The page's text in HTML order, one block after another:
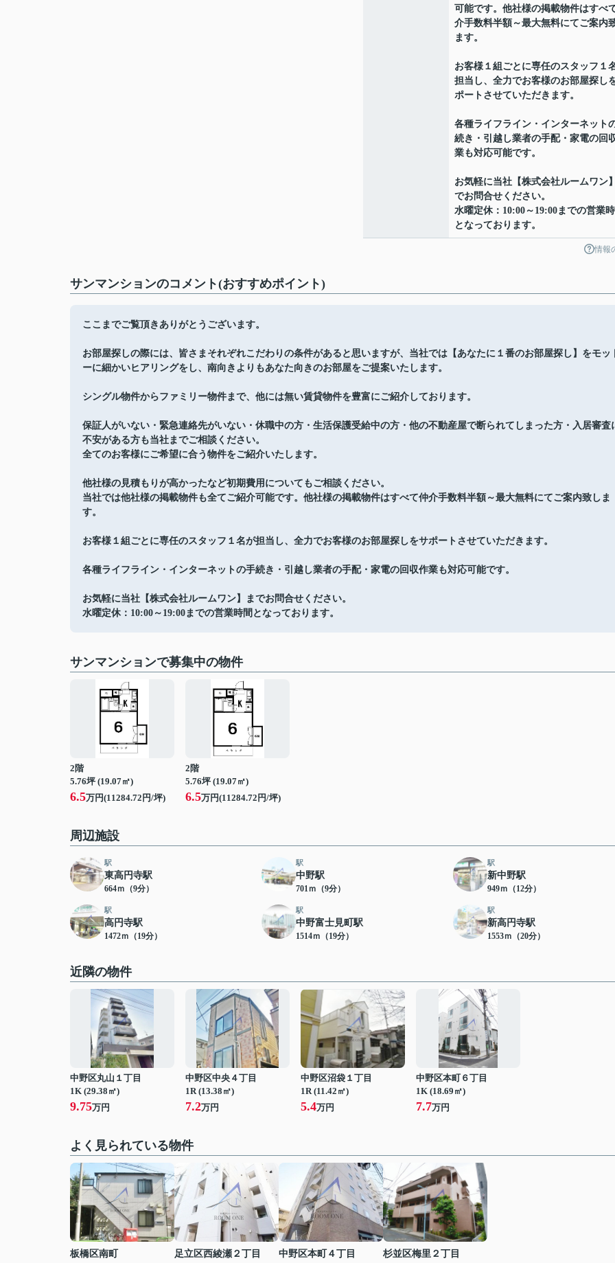
可能です。他社様の掲載物件はすべ
介手数料半額～最大無料にてご案内
ます。
お客様１組ごとに専任のスタッフ１
担当し、全力でお客様のお部屋探し
ポートさせていただきます。
各種ライフライン・インターネット
続き・引越し業者の手配・家電の回
業も対応可能です。
お気軽に当社【株式会社ルームワン
でお問合せください。
水曜定休：10:00～19:00までの営業
となっております。
情報
サンマンションのコメント(おすすめポイント)
ここまでご覧頂きありがとうございます。
お部屋探しの際には、皆さまそれぞれこだわりの条件があると思いますが、当社では【あなたに１番のお部屋探し】をモッ
ーに細かいヒアリングをし、南向きよりもあなた向きのお部屋をご提案いたします。
シングル物件からファミリー物件まで、他には無い賃貸物件を豊富にご紹介しております。
保証人がいない・緊急連絡先がいない・休職中の方・生活保護受給中の方・他の不動産屋で断られてしまった方・入居審査
不安がある方も当社までご相談ください。
全てのお客様にご希望に合う物件をご紹介いたします。
他社様の見積もりが高かったなど初期費用についてもご相談ください。
当社では他社様の掲載物件も全てご紹介可能です。他社様の掲載物件はすべて仲介手数料半額～最大無料にてご案内致しま
す。
お客様１組ごとに専任のスタッフ１名が担当し、全力でお客様のお部屋探しをサポートさせていただきます。
各種ライフライン・インターネットの手続き・引越し業者の手配・家電の回収作業も対応可能です。
お気軽に当社【株式会社ルームワン】までお問合せください。
水曜定休：10:00～19:00までの営業時間となっております。
サンマンションで募集中の物件
2階
5.76坪 (19.07㎡)
6.5万円(11284.72円/坪)
2階
5.76坪 (19.07㎡)
6.5万円(11284.72円/坪)
周辺施設
駅
東高円寺駅
664ｍ（9分）
駅
中野駅
701ｍ（9分）
駅
新中野駅
949ｍ（12分）
駅
高円寺駅
1472ｍ（19分）
駅
中野富士見町駅
1514ｍ（19分）
駅
新高円寺駅
1553ｍ（20分）
近隣の物件
中野区丸山１丁目
1K (29.38㎡)
9.75万円
中野区中央４丁目
1R (13.38㎡)
7.2万円
中野区沼袋１丁目
1R (11.42㎡)
5.4万円
中野区本町６丁目
1K (18.69㎡)
7.7万円
よく見られている物件
板橋区南町 足立区西綾瀬２丁目 中野区本町４丁目 杉並区梅里２丁目